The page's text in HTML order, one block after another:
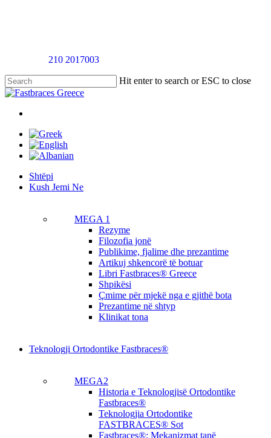
210 2017003
Hit enter to search or ESC to close
Close
Menu
Menu
Shtëpi
Kush Jemi Ne
MEGA 1
Rezyme
Filozofia jonë
Publikime, fjalime dhe prezantime
Artikuj shkencorë të botuar
Libri Fastbraces® Greece
Shpikësi
Çmime për mjekë nga e gjithë bota
Prezantime në shtyp
Klinikat tona
Teknologji Ortodontike Fastbraces®
MEGA2
Historia e Teknologjisë Ortodontike
Fastbraces®
Teknologjia Ortodontike
FASTBRACES® Sot
Fastbraces®: Mekanizmat tanë